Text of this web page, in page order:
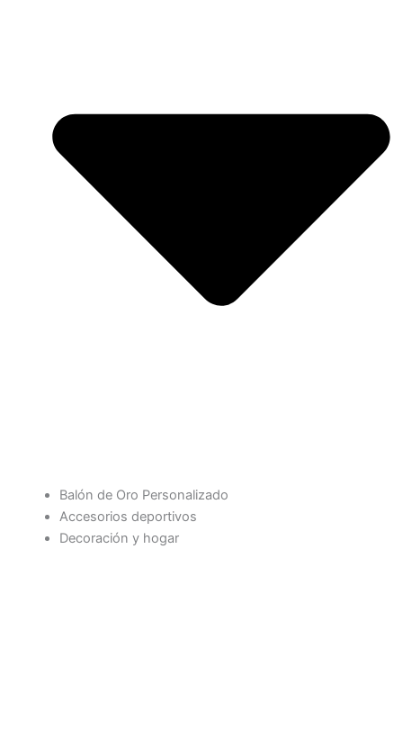
Balón de Oro Personalizado
Accesorios deportivos
Decoración y hogar